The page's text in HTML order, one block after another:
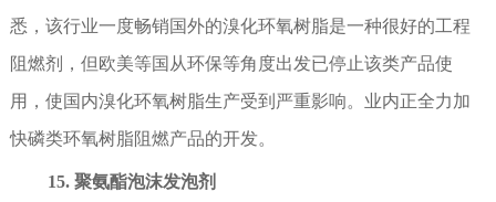
悉，该行业一度畅销国外的溴化环氧树脂是一种很好的工程
阻燃剂，但欧美等国从环保等角度出发已停止该类产品使
用，使国内溴化环氧树脂生产受到严重影响。业内正全力加
快磷类环氧树脂阻燃产品的开发。
15. 聚氨酯泡沫发泡剂